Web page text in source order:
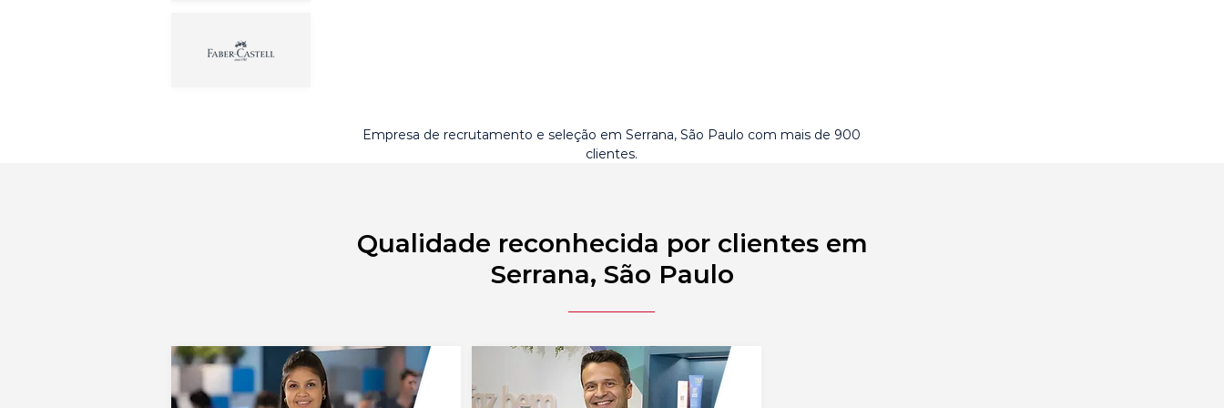
Empresa de recrutamento e seleção em Serrana, São Paulo com mais de 900
clientes.
Qualidade reconhecida por clientes em
Serrana, São Paulo